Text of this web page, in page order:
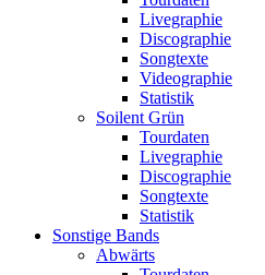
Livegraphie
Discographie
Songtexte
Videographie
Statistik
Soilent Grün
Tourdaten
Livegraphie
Discographie
Songtexte
Statistik
Sonstige Bands
Abwärts